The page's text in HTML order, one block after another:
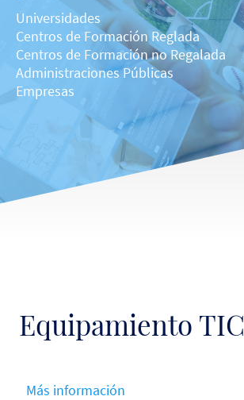
Universidades
Centros de Formación Reglada
Centros de Formación no Regalada
Administraciones Públicas
Empresas
Equipamiento TIC
Más información